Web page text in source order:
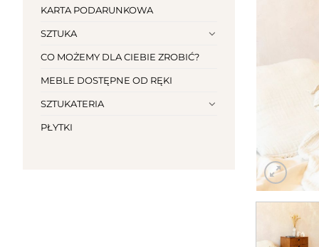
KARTA PODARUNKOWA
SZTUKA
CO MOŻEMY DLA CIEBIE ZROBIĆ?
MEBLE DOSTĘPNE OD RĘKI
SZTUKATERIA
PŁYTKI